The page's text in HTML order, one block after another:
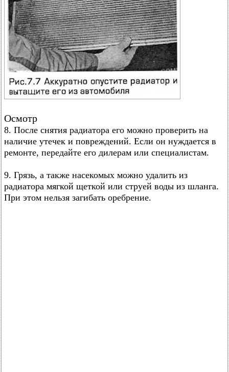
Осмотр
8. После снятия радиатора его можно проверить на
наличие утечек и повреждений. Если он нуждается в
ремонте, передайте его дилерам или специалистам.
9. Грязь, а также насекомых можно удалить из
радиатора мягкой щеткой или струей воды из шланга.
При этом нельзя загибать оребрение.